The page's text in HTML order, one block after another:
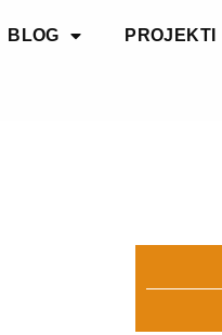
BLOG PROJEKTI